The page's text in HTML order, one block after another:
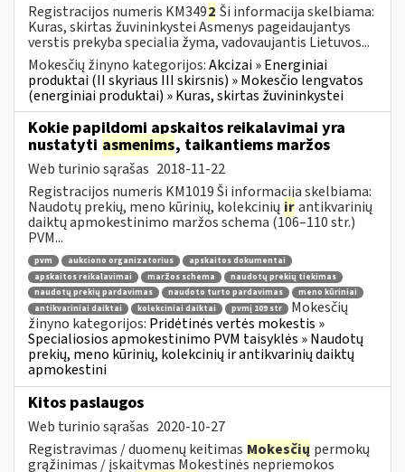
Registracijos numeris KM3492 Ši informacija skelbiama:
Kuras, skirtas žuvininkystei Asmenys pageidaujantys
verstis prekyba specialia žyma, vadovaujantis Lietuvos...
Mokesčių žinyno kategorijos:Akcizai » Energiniai
produktai (II skyriaus III skirsnis) » Mokesčio lengvatos
(energiniai produktai) » Kuras, skirtas žuvininkystei
Kokie papildomi apskaitos reikalavimai yra
nustatyti asmenims, taikantiems maržos
Web turinio sąrašas 2018-11-22
Registracijos numeris KM1019 Ši informacija skelbiama:
Naudotų prekių, meno kūrinių, kolekcinių irantikvarinių
daiktų apmokestinimo maržos schema (106–110 str.)
PVM...
pvm aukciono organizatorius
apskaitos dokumentai
apskaitos reikalavimai
maržos schema
naudotų prekių tiekimas
naudotų prekių pardavimas
naudoto turto pardavimas
meno kūriniai
antikvariniai daiktai
kolekciniai daiktai pvmį 109 str
Mokesčių
žinyno kategorijos: Pridėtinės vertės mokestis »
Specialiosios apmokestinimo PVM taisyklės » Naudotų
prekių, meno kūrinių, kolekcinių ir antikvarinių daiktų
apmokestini
Kitos paslaugos
Web turinio sąrašas 2020-10-27
Registravimas / duomenų keitimas Mokesčių permokų
grąžinimas / įskaitymas Mokestinės nepriemokos